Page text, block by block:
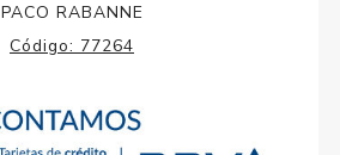
PACO RABANNE
Código: 77264